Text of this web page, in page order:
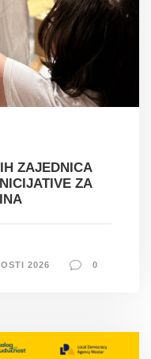
ZAJEDNICA
ZA
2026 0